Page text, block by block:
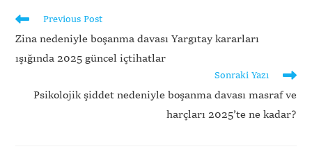
Previous Post
Zina nedeniyle boşanma davası Yargıtay kararları
ışığında 2025 güncel içtihatlar
Sonraki Yazı
Psikolojik şiddet nedeniyle boşanma davası masraf ve
harçları 2025’te ne kadar?